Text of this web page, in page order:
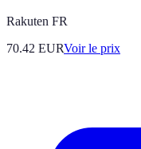
Rakuten FR
70.42 EURVoir le prix